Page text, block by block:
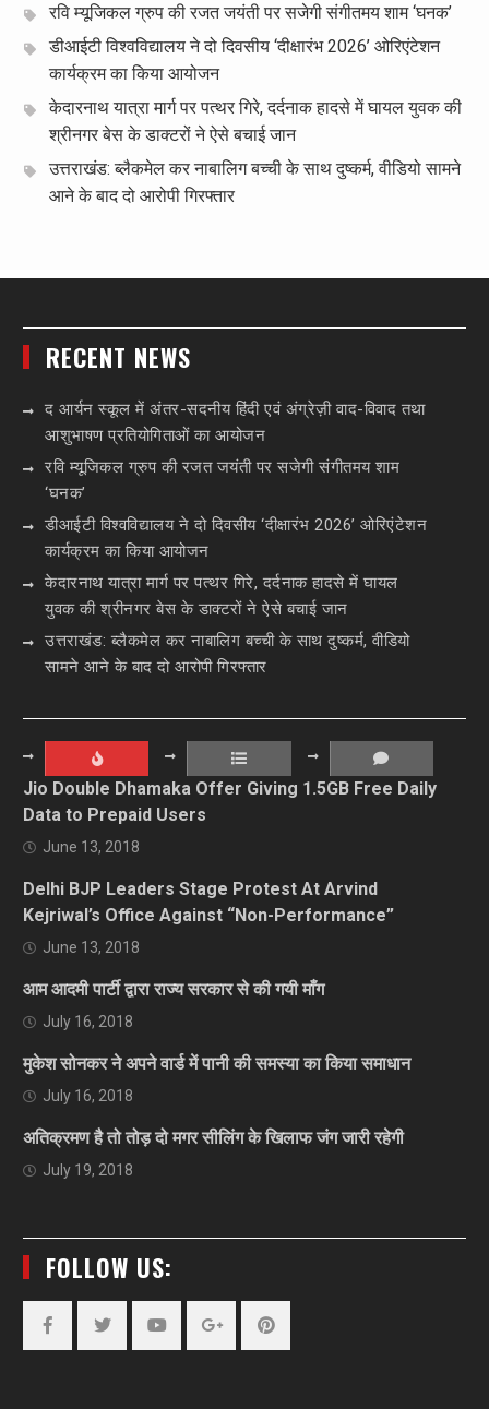
रवि म्यूजिकल ग्रुप की रजत जयंती पर सजेगी संगीतमय शाम ‘घनक’
डीआईटी विश्वविद्यालय ने दो दिवसीय ‘दीक्षारंभ 2026’ ओरिएंटेशन
कार्यक्रम का किया आयोजन
केदारनाथ यात्रा मार्ग पर पत्थर गिरे, दर्दनाक हादसे में घायल युवक की
श्रीनगर बेस के डाक्टरों ने ऐसे बचाई जान
उत्तराखंड: ब्लैकमेल कर नाबालिग बच्ची के साथ दुष्कर्म, वीडियो सामने
आने के बाद दो आरोपी गिरफ्तार
RECENT NEWS
द आर्यन स्कूल में अंतर-सदनीय हिंदी एवं अंग्रेज़ी वाद-विवाद तथा
आशुभाषण प्रतियोगिताओं का आयोजन
रवि म्यूजिकल ग्रुप की रजत जयंती पर सजेगी संगीतमय शाम
‘घनक’
डीआईटी विश्वविद्यालय ने दो दिवसीय ‘दीक्षारंभ 2026’ ओरिएंटेशन
कार्यक्रम का किया आयोजन
केदारनाथ यात्रा मार्ग पर पत्थर गिरे, दर्दनाक हादसे में घायल
युवक की श्रीनगर बेस के डाक्टरों ने ऐसे बचाई जान
उत्तराखंड: ब्लैकमेल कर नाबालिग बच्ची के साथ दुष्कर्म, वीडियो
सामने आने के बाद दो आरोपी गिरफ्तार
Jio Double Dhamaka Offer Giving 1.5GB Free Daily
Data to Prepaid Users
June 13, 2018
Delhi BJP Leaders Stage Protest At Arvind
Kejriwal’s Office Against “Non-Performance”
June 13, 2018
आम आदमी पार्टी द्वारा राज्य सरकार से की गयी माँग
July 16, 2018
मुकेश सोनकर ने अपने वार्ड में पानी की समस्या का किया समाधान
July 16, 2018
अतिक्रमण है तो तोड़ दो मगर सीलिंग के खिलाफ जंग जारी रहेगी
July 19, 2018
FOLLOW US: